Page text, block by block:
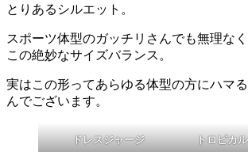
とりあるシルエット。
スポーツ体型のガッチリさんでも無理な
この絶妙なサイズバランス。
実はこの形ってあらゆる体型の方にハマ
んでございます。
ドレスジャージ トロピカ